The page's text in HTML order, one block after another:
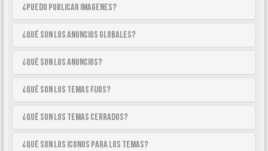
¿Puedo publicar imagenes?
¿Qué son los anuncios globales?
¿Qué son los anuncios?
¿Qué son los temas fijos?
¿Qué son los temas cerrados?
¿Qué son los iconos para los temas?